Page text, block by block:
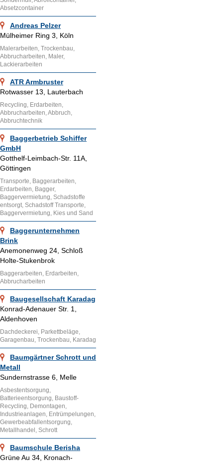
Absetzcontainer
Andreas Pelzer
Mülheimer Ring 3, Köln
Malerarbeiten, Trockenbau,
Abbrucharbeiten, Maler,
Lackierarbeiten
ATR Armbruster
Rotwasser 13, Lauterbach
Recycling, Erdarbeiten,
Abbrucharbeiten, Abbruch,
Abbruchtechnik
Baggerbetrieb Schiffer
GmbH
Gotthelf-Leimbach-Str. 11A,
Göttingen
Transporte, Baggerarbeiten,
Erdarbeiten, Bagger,
Baggervermietung, Schadstoffe
entsorgt, Schadstoff Transporte,
Baggervermietung, Kies und Sand
Baggerunternehmen
Brink
Anemonenweg 24, Schloß
Holte-Stukenbrok
Baggerarbeiten, Erdarbeiten,
Abbrucharbeiten
Baugesellschaft Karadag
Konrad-Adenauer Str. 1,
Aldenhoven
Dachdeckerei, Parkettbeläge,
Garagenbau, Trockenbau, Karadag
Baumgärtner Schrott und
Metall
Sundernstrasse 6, Melle
Asbestentsorgung,
Batterieentsorgung, Baustoff-
Recycling, Demontagen,
Industrieanlagen, Entrümpelungen,
Gewerbeabfallentsorgung,
Metallhandel, Schrott
Baumschule Berisha
Grüne Au 34, Kronach-